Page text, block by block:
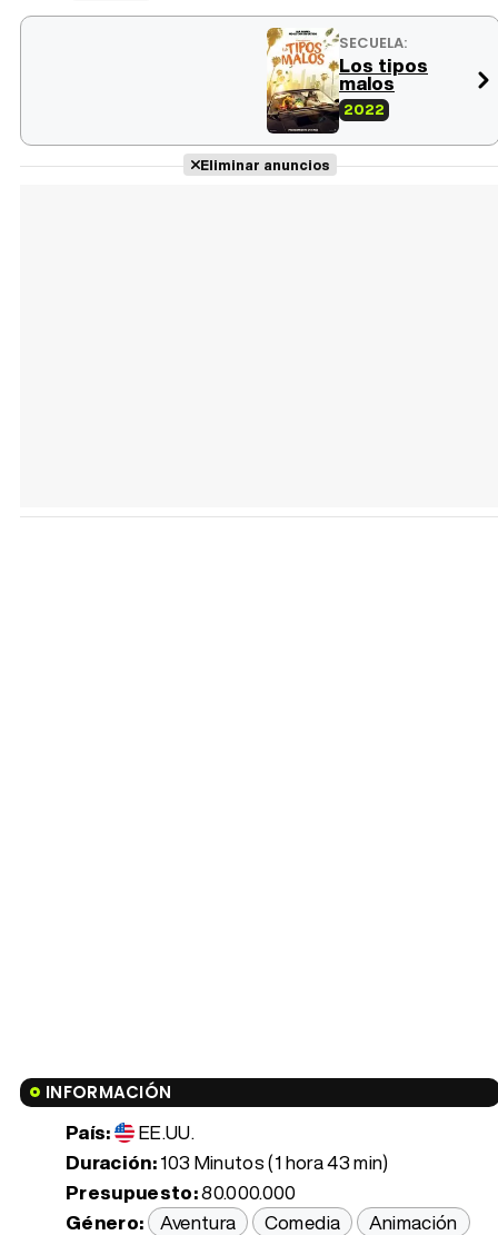
SECUELA:
Los tipos
malos
2022
Eliminar anuncios
INFORMACIÓN
País:
EE.UU.
Duración:103 Minutos (1 hora 43 min)
Presupuesto:80.000.000
Género: Aventura Comedia
Animación